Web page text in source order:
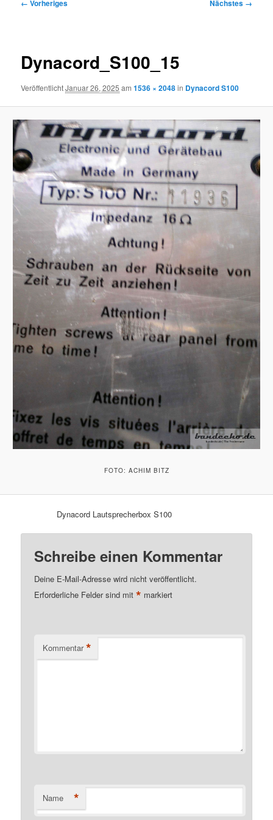
← Vorheriges Nächstes →
Dynacord_S100_15
VeröffentlichtJanuar 26, 2025 am1536 × 2048in Dynacord S100
FOTO: ACHIM BITZ
Dynacord Lautsprecherbox S100
Schreibe einen Kommentar
Deine E-Mail-Adresse wird nicht veröffentlicht.
Erforderliche Felder sind mit* markiert
Kommentar *
Name *